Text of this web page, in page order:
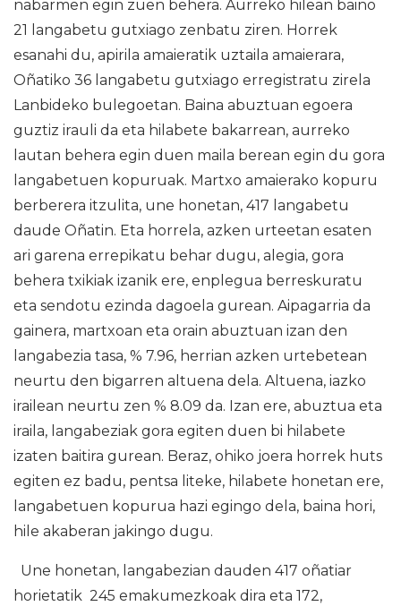
nabarmen egin zuen behera. Aurreko hilean baino
21 langabetu gutxiago zenbatu ziren. Horrek
esanahi du, apirila amaieratik uztaila amaierara,
Oñatiko 36 langabetu gutxiago erregistratu zirela
Lanbideko bulegoetan. Baina abuztuan egoera
guztiz irauli da eta hilabete bakarrean, aurreko
lautan behera egin duen maila berean egin du gora
langabetuen kopuruak. Martxo amaierako kopuru
berberera itzulita, une honetan, 417 langabetu
daude Oñatin. Eta horrela, azken urteetan esaten
ari garena errepikatu behar dugu, alegia, gora
behera txikiak izanik ere, enplegua berreskuratu
eta sendotu ezinda dagoela gurean. Aipagarria da
gainera, martxoan eta orain abuztuan izan den
langabezia tasa, % 7.96, herrian azken urtebetean
neurtu den bigarren altuena dela. Altuena, iazko
irailean neurtu zen % 8.09 da. Izan ere, abuztua eta
iraila, langabeziak gora egiten duen bi hilabete
izaten baitira gurean. Beraz, ohiko joera horrek huts
egiten ez badu, pentsa liteke, hilabete honetan ere,
langabetuen kopurua hazi egingo dela, baina hori,
hile akaberan jakingo dugu.
Une honetan, langabezian dauden 417 oñatiar
horietatik 245 emakumezkoak dira eta 172,